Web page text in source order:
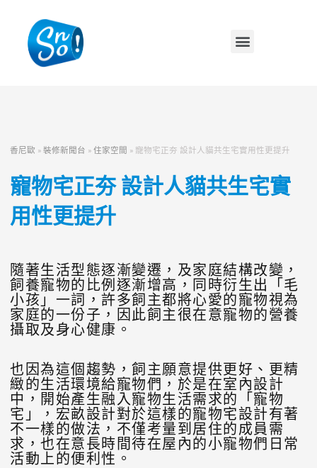
香尼歐 »裝修新聞台 »住家空間 » 寵物宅正夯 設計人貓共生宅實用性更提升
寵物宅正夯 設計人貓共生宅實
用性更提升
隨著生活型態逐漸變遷，及家庭結構改變，
飼養寵物的比例逐漸增高，同時衍生出「毛
小孩」一詞，許多飼主都將心愛的寵物視為
家庭的一份子，因此飼主很在意寵物的營養
攝取及身心健康。
也因為這個趨勢，飼主願意提供更好、更精
緻的生活環境給寵物們，於是在室內設計
中，開始產生融入寵物生活需求的「寵物
宅」，宏畝設計對於這樣的寵物宅設計有著
不一樣的做法，不僅考量到居住的成員需
求，也在意長時間待在屋內的小寵物們日常
活動上的便利性。